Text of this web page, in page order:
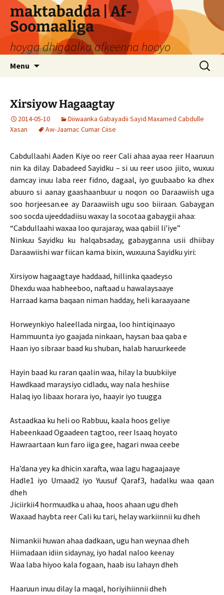
Skip
content
maktabadda | Af-
Soomaaliga
hoyga dhigaalka afkeenna hooyo
Menu
Search
for:
Xirsiyow Hagaagtay
2014-05-10
Diiwaanka Gabayadii Sayid Maxamed Cabdulle
Xasan
Aw-Jaamac Cumar Ciise
Cabdullaahi Aaden Kiye oo reer Cali ahaa ayaa reer Haaruun
nin ka dilay. Dabadeed Sayidku – si uu reer usoo jiito, wuxuu
damcay inuu laba reer fidno, dagaal, iyo guubaabo ka dhex
abuuro si aanay gaashaanbuur u noqon oo Daraawiish uga
soo horjeesan.ee ay Daraawiish ugu soo biiraan. Gabaygan
soo socda ujeeddadiisu waxay la socotaa gabaygii ahaa:
“Cabdullaahi waxaa loo qurajaray, waa qabiil li’iye”
Ninkuu Sayidku ku halqabsaday, gabayganna usii dhiibay
Daraawiishi war fiican kama bixin, wuxuuna Sayidku yiri:
Xirsiyow hagaagtaye haddaad, hillinka qaadeyso
Dhexdu waa habheeboo, naftaad u hawalaysaaye
Harraad kama baqaan niman hadday, heli karaayaane
Horweynkiyo haleellada nirgaa, loo hintiqinaayo
Hammuunta iyo gaajada ninkaan, haysan baa qaba e
Haan iyo sibraar baad ku shuban, halab haruurkeede
Hayin baad ku raran qaalin waa, hilay la buubkiiye
Hawdkaad maraysiyo cidladu, way nala heshiise
Halaq iyo libaax horara iyo, haayir iyo tuugga
Astaadkaa ku heli oo Rabbuu, kaala hoos geliye
Habeenkaad Ogaadeen tagtoo, reer Isaaq hoyato
Hawraartaan kun faro iiga gee, hagari nwaa ceebe
Ha’dana yey ka dhicin xarafta, waa lagu hagaajaaye
Hadle1 iyo Umaad2 iyo Yuusuf Qaraf3, hadalku waa qaan
dheh
Jiciirkii4 hormuudka u ahaa, hoos ahaan ugu dheh
Waxaad haybta reer Cali ku tari, helay warkiinnii ku dheh
Nimankii huwan ahaa dadkaan, ugu han weynaa dheh
Hiimadaan idiin sidaynay, iyo hadal naloo keenay
Waa laba hiyoo kala fogaan, haab isu lahayn dheh
Haaruun inuu dilay la maqal, horiyihiinnii dheh